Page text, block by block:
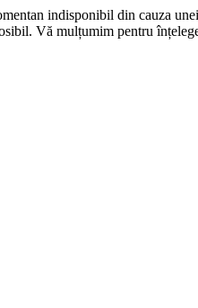
indisponibil din cauza
Vă mulțumim pentru